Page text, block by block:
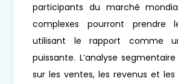
participants du marché
complexes pourront prendre
utilisant le rapport comme
puissante. L’analyse
sur les ventes, les revenus et les